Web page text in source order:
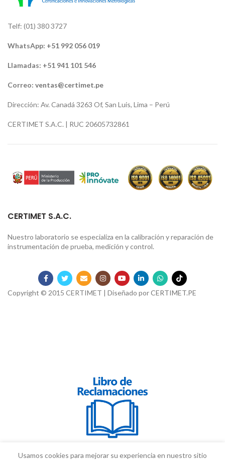
Telf: (01) 380 3727
WhatsApp: +51 992 056 019
Llamadas: +51 941 101 546
Correo: ventas@certimet.pe
Dirección: Av. Canadá 3263 Of, San Luis, Lima – Perú
CERTIMET S.A.C. | RUC 20605732861
CERTIMET S.A.C.
Nuestro laboratorio se especializa en la calibración y reparación de
instrumentación de prueba, medición y control.
Copyright © 2015 CERTIMET | Diseñado porCERTIMET.PE
Usamos cookies para mejorar su experiencia en nuestro sitio